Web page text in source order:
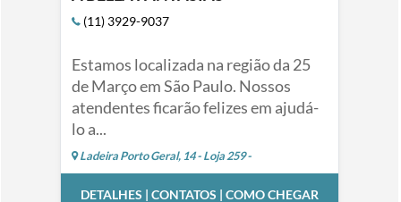
(11) 3929-9037
Estamos localizada na região da 25
de Março em São Paulo. Nossos
atendentes ficarão felizes em ajudá-
lo a...
Ladeira Porto Geral, 14 - Loja 259 -
DETALHES | CONTATOS | COMO CHEGAR